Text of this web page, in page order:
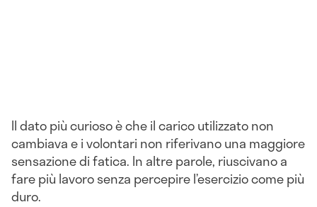
Il dato più curioso è che il carico utilizzato non
cambiava e i volontari non riferivano una maggiore
sensazione di fatica. In altre parole, riuscivano a
fare più lavoro senza percepire l’esercizio come più
duro.